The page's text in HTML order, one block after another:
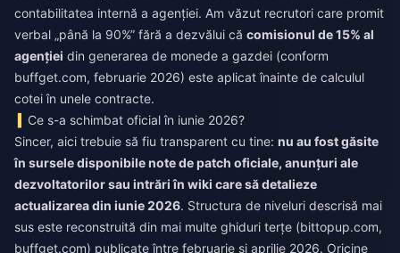
contabilitatea internă a agenției. Am văzut recrutori care promit
verbal „până la 90%” fără a dezvălui că comisionul de 15% al
agenției din generarea de monede a gazdei (conform
buffget.com, februarie 2026) este aplicat înainte de calculul
cotei în unele contracte.
Ce s-a schimbat oficial în iunie 2026?
Sincer, aici trebuie să fiu transparent cu tine: nu au fost găsite
în sursele disponibile note de patch oficiale, anunțuri ale
dezvoltatorilor sau intrări în wiki care să detalieze
actualizarea din iunie 2026. Structura de niveluri descrisă mai
sus este reconstruită din mai multe ghiduri terțe (bittopup.com,
buffget.com) publicate între februarie și aprilie 2026. Oricine